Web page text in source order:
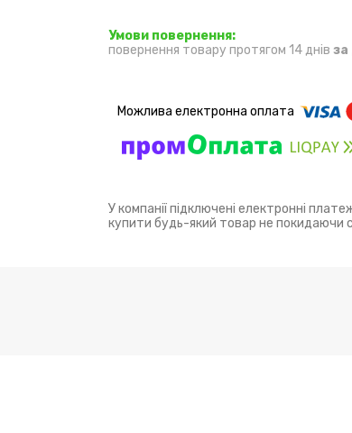
повернення товару протягом 14 днів
У компанії підключені електронні
купити будь-який товар не покидаючи